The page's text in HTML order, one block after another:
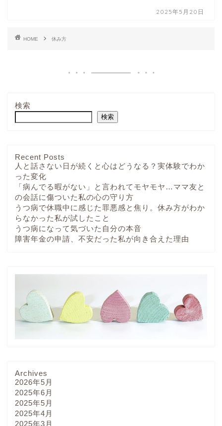
2025年5月20日
HOME 休み方
検索
検索
Recent Posts
人と話さない日が続くと心はどうなる？実体験でわか
った変化
「病んでる暇がない」と言われてモヤモヤ…ママ友と
の会話に傷ついた私の心の守り方
うつ病で休職中に感じた罪悪感と焦り。休み方がわか
らなかった私が試したこと
うつ病になって気づいた自分の本音
障害年金の申請、不安だった私が向き合えた理由
Archives
2026年5月
2025年6月
2025年5月
2025年4月
2025年3月